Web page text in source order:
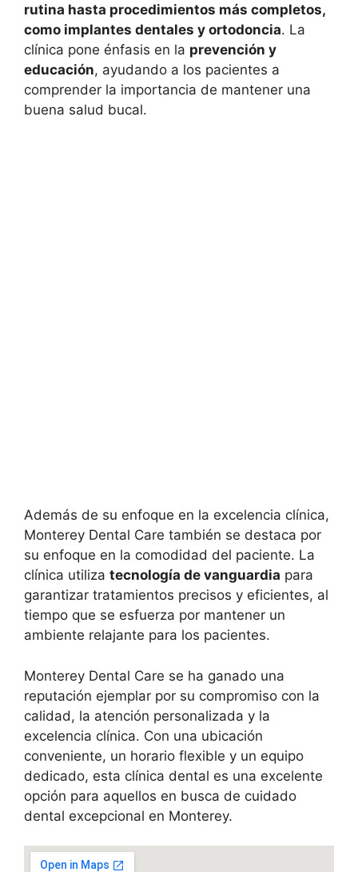
rutina hasta procedimientos más completos,
como implantes dentales y ortodoncia. La
clínica pone énfasis en la prevención y
educación, ayudando a los pacientes a
comprender la importancia de mantener una
buena salud bucal.
Además de su enfoque en la excelencia clínica,
Monterey Dental Care también se destaca por
su enfoque en la comodidad del paciente. La
clínica utiliza tecnología de vanguardia para
garantizar tratamientos precisos y eficientes, al
tiempo que se esfuerza por mantener un
ambiente relajante para los pacientes.
Monterey Dental Care se ha ganado una
reputación ejemplar por su compromiso con la
calidad, la atención personalizada y la
excelencia clínica. Con una ubicación
conveniente, un horario flexible y un equipo
dedicado, esta clínica dental es una excelente
opción para aquellos en busca de cuidado
dental excepcional en Monterey.